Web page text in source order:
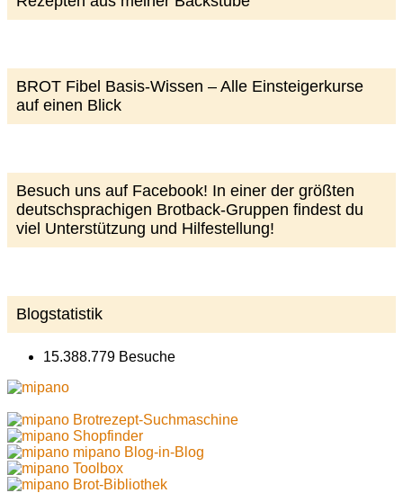
BROT Fibel Basis-Wissen – Alle Einsteigerkurse
auf einen Blick
Besuch uns auf Facebook! In einer der größten
deutschsprachigen Brotback-Gruppen findest du
viel Unterstützung und Hilfestellung!
Blogstatistik
15.388.779 Besuche
Brotrezept-Suchmaschine
Shopfinder
mipano Blog-in-Blog
Toolbox
Brot-Bibliothek